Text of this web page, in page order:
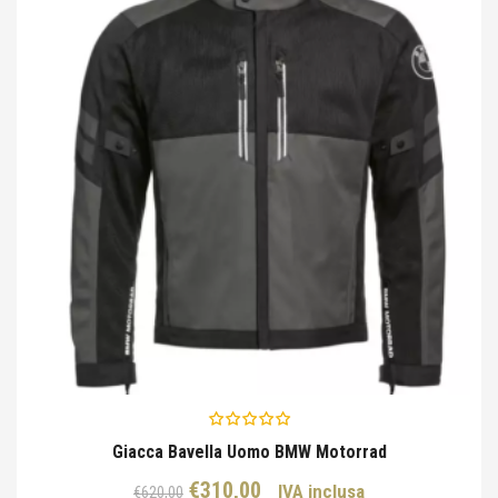
Giacca Bavella Uomo BMW Motorrad
€620,00 Il
€310,00
IlIVA inclusa